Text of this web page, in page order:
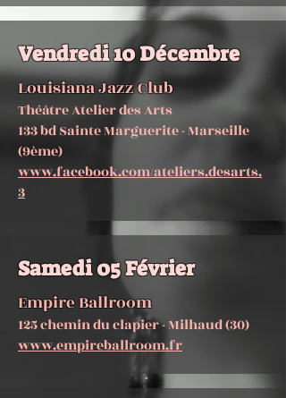
Vendredi 10 Décembre
Louisiana Jazz Club
Théâtre Atelier des Arts
133 bd Sainte Marguerite - Marseille
(9ème)
www.facebook.com/ateliers.desarts.
3
Samedi 05 Février
Empire Ballroom
125 chemin du clapier - Milhaud (30)
www.empireballroom.fr